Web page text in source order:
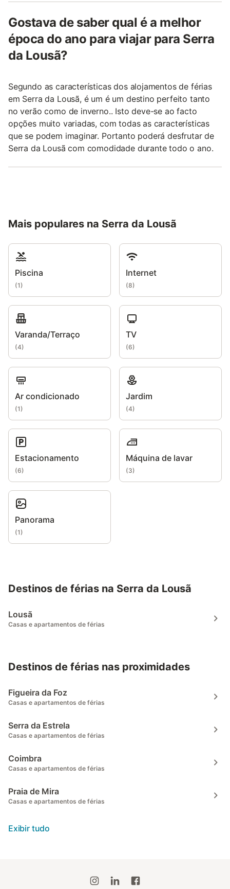
Gostava de saber qual é a melhor
época do ano para viajar para Serra
da Lousã?
Segundo as características dos alojamentos de férias
em Serra da Lousã, é um é um destino perfeito tanto
no verão como de inverno.. Isto deve-se ao facto
opções muito variadas, com todas as características
que se podem imaginar. Portanto poderá desfrutar de
Serra da Lousã com comodidade durante todo o ano.
Mais populares na Serra da Lousã
Piscina
(1)
Internet
(8)
Varanda/Terraço
(4)
TV
(6)
Ar condicionado
(1)
Jardim
(4)
Estacionamento
(6)
Máquina de lavar
(3)
Panorama
(1)
Destinos de férias na Serra da Lousã
Lousã
Casas e apartamentos de férias
Destinos de férias nas proximidades
Figueira da Foz
Casas e apartamentos de férias
Serra da Estrela
Casas e apartamentos de férias
Coimbra
Casas e apartamentos de férias
Praia de Mira
Casas e apartamentos de férias
Exibir tudo